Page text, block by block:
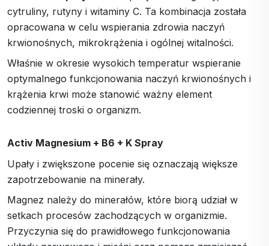
cytruliny, rutyny i witaminy C. Ta kombinacja została
opracowana w celu wspierania zdrowia naczyń
krwionośnych, mikrokrążenia i ogólnej witalności.
Właśnie w okresie wysokich temperatur wspieranie
optymalnego funkcjonowania naczyń krwionośnych i
krążenia krwi może stanowić ważny element
codziennej troski o organizm.
Activ Magnesium + B6 + K Spray
Upały i zwiększone pocenie się oznaczają większe
zapotrzebowanie na minerały.
Magnez należy do minerałów, które biorą udział w
setkach procesów zachodzących w organizmie.
Przyczynia się do prawidłowego funkcjonowania